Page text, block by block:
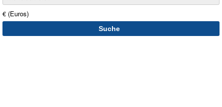
€ (Euros)
Suche